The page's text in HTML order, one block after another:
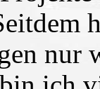
nur